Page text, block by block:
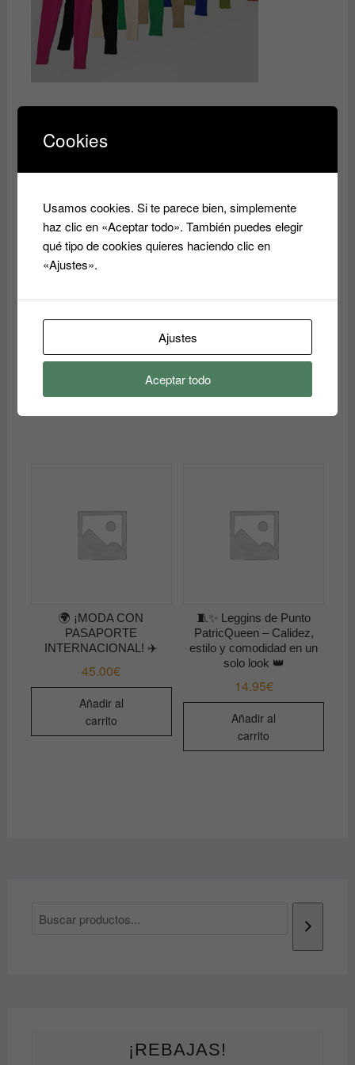
70.00€
carrito
Bañadores
carrito
🌍 ¡MODA CON
PASAPORTE
INTERNACIONAL! ✈️
45.00€
Añadir al
carrito
🧵✨ Leggins de Punto
PatricQueen – Calidez,
estilo y comodidad en un
solo look 👑
14.95€
Añadir al
carrito
¡REBAJAS!
Cookies
Usamos cookies. Si te parece bien, simplemente
haz clic en «Aceptar todo». También puedes elegir
qué tipo de cookies quieres haciendo clic en
«Ajustes».
Ajustes
Aceptar todo